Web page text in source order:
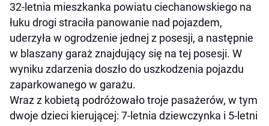
32-letnia mieszkanka powiatu ciechanowskiego na
łuku drogi straciła panowanie nad pojazdem,
uderzyła w ogrodzenie jednej z posesji, a następnie
w blaszany garaż znajdujący się na tej posesji. W
wyniku zdarzenia doszło do uszkodzenia pojazdu
zaparkowanego w garażu.
Wraz z kobietą podróżowało troje pasażerów, w tym
dwoje dzieci kierującej: 7-letnia dziewczynka i 5-letni